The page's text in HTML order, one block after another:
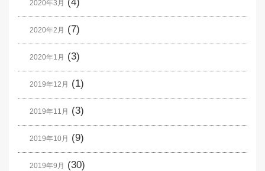
2020年3月
2020年2月 (7)
2020年1月 (3)
2019年12月 (1)
2019年11月 (3)
2019年10月 (9)
2019年9月 (30)